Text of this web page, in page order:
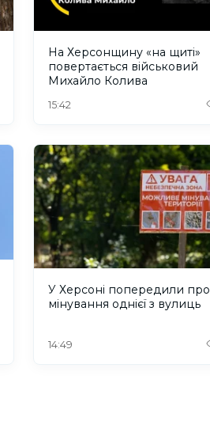
На Херсонщину «на щиті»
повертається військовий
Михайло Колива
15:42
У Херсоні попередили про
мінування однієї з вулиць
14:49